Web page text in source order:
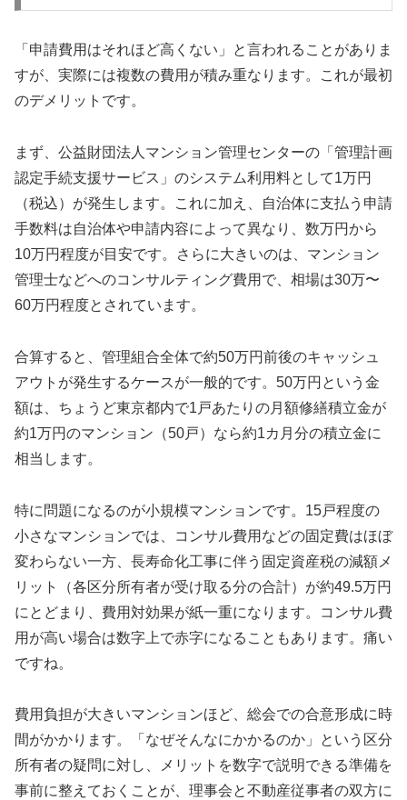
「申請費用はそれほど高くない」と言われることがありま
すが、実際には複数の費用が積み重なります。これが最初
のデメリットです。
まず、公益財団法人マンション管理センターの「管理計画
認定手続支援サービス」のシステム利用料として1万円
（税込）が発生します。これに加え、自治体に支払う申請
手数料は自治体や申請内容によって異なり、数万円から
10万円程度が目安です。さらに大きいのは、マンション
管理士などへのコンサルティング費用で、相場は30万〜
60万円程度とされています。
合算すると、管理組合全体で約50万円前後のキャッシュ
アウトが発生するケースが一般的です。50万円という金
額は、ちょうど東京都内で1戸あたりの月額修繕積立金が
約1万円のマンション（50戸）なら約1カ月分の積立金に
相当します。
特に問題になるのが小規模マンションです。15戸程度の
小さなマンションでは、コンサル費用などの固定費はほぼ
変わらない一方、長寿命化工事に伴う固定資産税の減額メ
リット（各区分所有者が受け取る分の合計）が約49.5万円
にとどまり、費用対効果が紙一重になります。コンサル費
用が高い場合は数字上で赤字になることもあります。痛い
ですね。
費用負担が大きいマンションほど、総会での合意形成に時
間がかかります。「なぜそんなにかかるのか」という区分
所有者の疑問に対し、メリットを数字で説明できる準備を
事前に整えておくことが、理事会と不動産従事者の双方に